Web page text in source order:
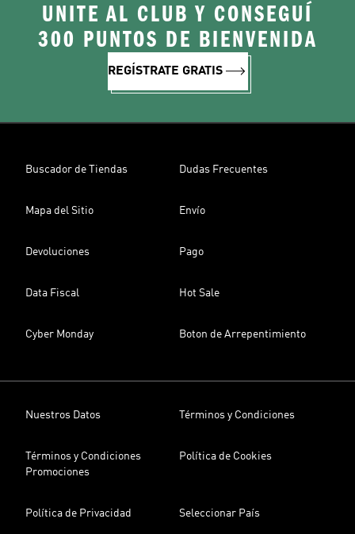
UNITE AL CLUB Y CONSEGUÍ
300 PUNTOS DE BIENVENIDA
REGÍSTRATE GRATIS
Buscador de Tiendas Dudas Frecuentes
Mapa del Sitio Envío
Devoluciones Pago
Data Fiscal Hot Sale
Cyber Monday Boton de Arrepentimiento
Nuestros Datos Términos y Condiciones
Términos y Condiciones
Promociones
Política de Cookies
Política de Privacidad Seleccionar País